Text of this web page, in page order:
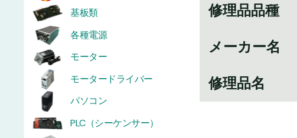
基板類
各種電源
モーター
モータードライバー
パソコン
PLC（シーケンサー）
修理品品種
メーカー名
修理品名